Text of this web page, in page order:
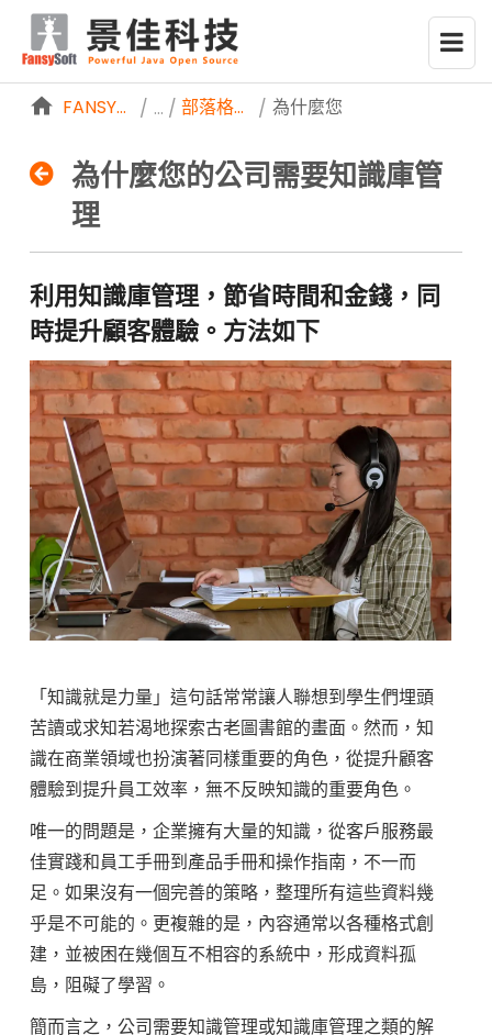
略過到內容
FANSYSOFTWEB / 部落格分享 / 為什麼您的公司需要知識庫
為什麼您的公司需要知識庫管
理
為
什
麼
您
的
公
司
需
要
知
識
庫
利用知識庫管理，節省時間和金錢，同
時提升顧客體驗。方法如下
「知識就是力量」這句話常常讓人聯想到學生們埋頭
苦讀或求知若渴地探索古老圖書館的畫面。然而，知
識在商業領域也扮演著同樣重要的角色，從提升顧客
體驗到提升員工效率，無不反映知識的重要角色。
唯一的問題是，企業擁有大量的知識，從客戶服務最
佳實踐和員工手冊到產品手冊和操作指南，不一而
足。如果沒有一個完善的策略，整理所有這些資料幾
乎是不可能的。更複雜的是，內容通常以各種格式創
建，並被困在幾個互不相容的系統中，形成資料孤
島，阻礙了學習。
簡而言之，公司需要知識管理或知識庫管理之類的解